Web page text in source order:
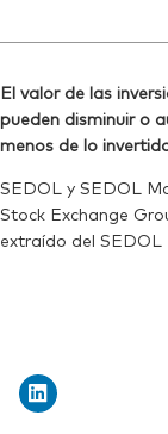
ISIN:
Reuters:
SEDOL:
Ticker de
ISIN:
Reuters:
SEDOL:
El valor de las
pueden disminuir o
menos de lo
SEDOL y SEDOL
Stock Exchange
extraído del SEDOL